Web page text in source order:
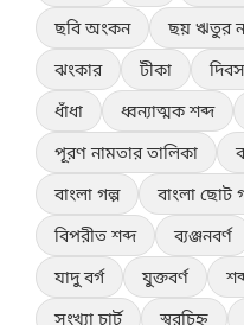
ছবি অংকন
ছয় ঋতুর
ঝংকার
টীকা দিবস
ধাঁধা
ধ্বন্যাত্মক শব্দ
পূরণ নামতার তালিকা
বাংলা গল্প
বাংলা ছোট
বিপরীত শব্দ
ব্যঞ্জনবর্ণ
যাদু বর্গ
যুক্তবর্ণ
সংখ্যা চার্ট
স্বরচিহ্ন